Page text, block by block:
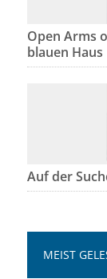
Open Arms
blauen Haus
Auf der
MEIST